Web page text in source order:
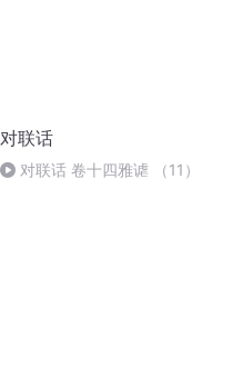
对联话
对联话 卷十四雅谑 （11）